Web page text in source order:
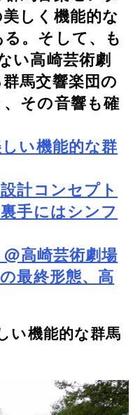
しく機能的な
。そして、も
い高崎芸術劇
馬交響楽団の
その音響も確
い機能的な群
計コンセプト
手にはシンフ
高崎芸術劇場
最終形態、高
い機能的な群馬